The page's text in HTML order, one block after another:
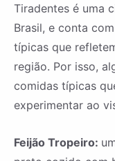
Tiradentes é uma
Brasil, e conta
típicas que
região. Por isso,
comidas típicas
experimentar ao
Feijão Tropeiro: